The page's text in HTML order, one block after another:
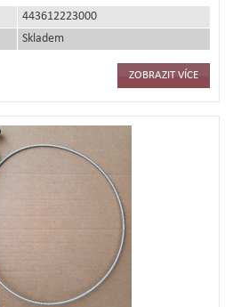
443612223000
Skladem
ZOBRAZIT VÍCE